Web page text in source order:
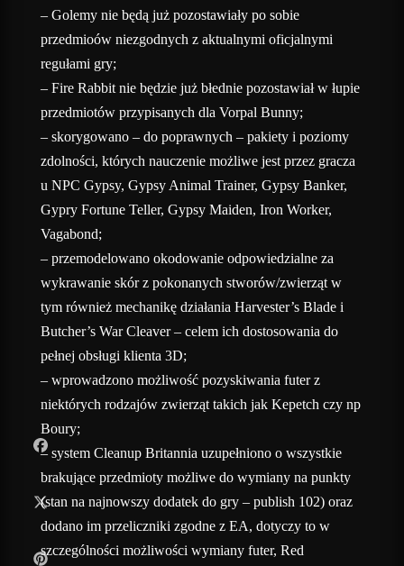
– Golemy nie będą już pozostawiały po sobie
przedmioów niezgodnych z aktualnymi oficjalnymi
regułami gry;
– Fire Rabbit nie będzie już błednie pozostawiał w łupie
przedmiotów przypisanych dla Vorpal Bunny;
– skorygowano – do poprawnych – pakiety i poziomy
zdolności, których nauczenie możliwe jest przez gracza
u NPC Gypsy, Gypsy Animal Trainer, Gypsy Banker,
Gypry Fortune Teller, Gypsy Maiden, Iron Worker,
Vagabond;
– przemodelowano okodowanie odpowiedzialne za
wykrawanie skór z pokonanych stworów/zwierząt w
tym również mechanikę działania Harvester’s Blade i
Butcher’s War Cleaver – celem ich dostosowania do
pełnej obsługi klienta 3D;
– wprowadzono możliwość pozyskiwania futer z
niektórych rodzajów zwierząt takich jak Kepetch czy np
Boury;
– system Cleanup Britannia uzupełniono o wszystkie
brakujące przedmioty możliwe do wymiany na punkty
(stan na najnowszy dodatek do gry – publish 102) oraz
dodano im przeliczniki zgodne z EA, dotyczy to w
szczególności możliwości wymiany futer, Red